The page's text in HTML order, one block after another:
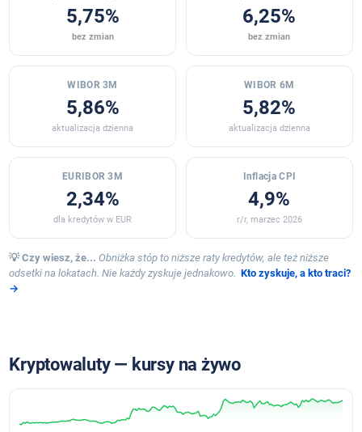
5,75%
bez zmian
6,25%
bez zmian
WIBOR 3M
5,86%
aktualizacja dzienna
WIBOR 6M
5,82%
aktualizacja dzienna
EURIBOR 3M
2,34%
dla kredytów w EUR
Inflacja CPI
4,9%
r/r, marzec 2026
💡 Czy wiesz, że... Obniżka stóp to niższe raty kredytów, ale też niższe
odsetki na lokatach. Nie każdy zyskuje jednakowo. Kto zyskuje, a kto traci?
→
Kryptowaluty — kursy na żywo